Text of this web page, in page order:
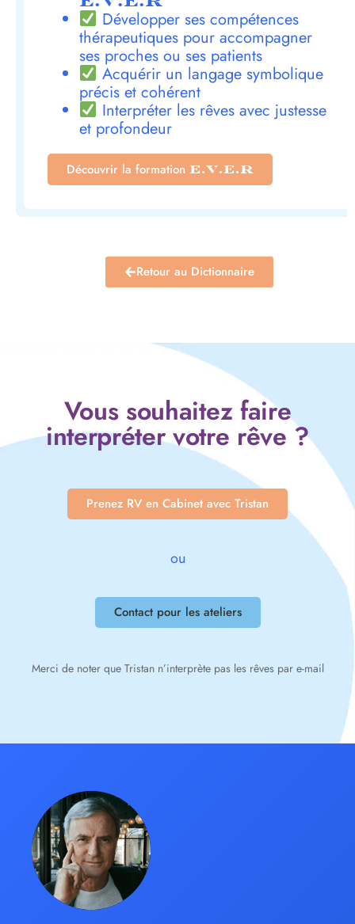
Développer ses compétences
thérapeutiques pour accompagner
ses proches ou ses patients
Acquérir un langage symbolique
précis et cohérent
Interpréter les rêves avec justesse
et profondeur
Découvrir la formation E.V.E.R
Retour au Dictionnaire
Vous souhaitez faire
interpréter votre rêve ?
Prenez RV en Cabinet avec Tristan
ou
Contact pour les ateliers
Merci de noter que Tristan n’interprète pas les rêves par e-mail